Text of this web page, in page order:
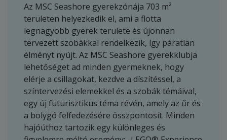
Az MSC Seashore gyerekzónája 703 m²
területen helyezkedik el, ami a flotta
legnagyobb gyerek területe és újonnan
tervezett szobákkal rendelkezik, így páratlan
élményt nyújt. Az MSC Seashore gyerekklubja
lehetőséget ad minden gyermeknek, hogy
elérje a csillagokat, kezdve a díszítéssel, a
színtervezési elemekkel és a szobák témáival,
egy új futurisztikus téma révén, amely az űr és
a bolygó felfedezésére összpontosít. Minden
hajóúthoz tartozik egy különleges és